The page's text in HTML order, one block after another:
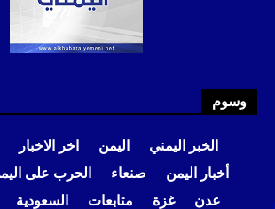
وسوم
الخبر اليمني اليمن اخر الاخبار
أخبار اليمن
صنعاء الحرب على
عدن
غزة متابعات السعودية